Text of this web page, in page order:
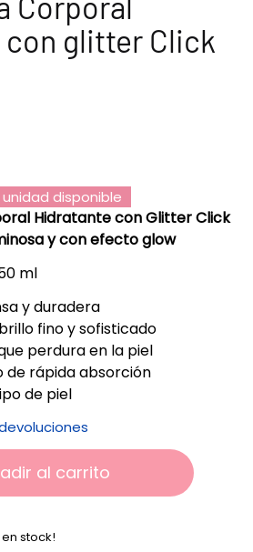
glitter Click
disponible
Hidratante con Glitter Click
y con efecto glow
ml
y duradera
fino y sofisticado
perdura en la piel
de rápida absorción
de piel
al carrito
stock!